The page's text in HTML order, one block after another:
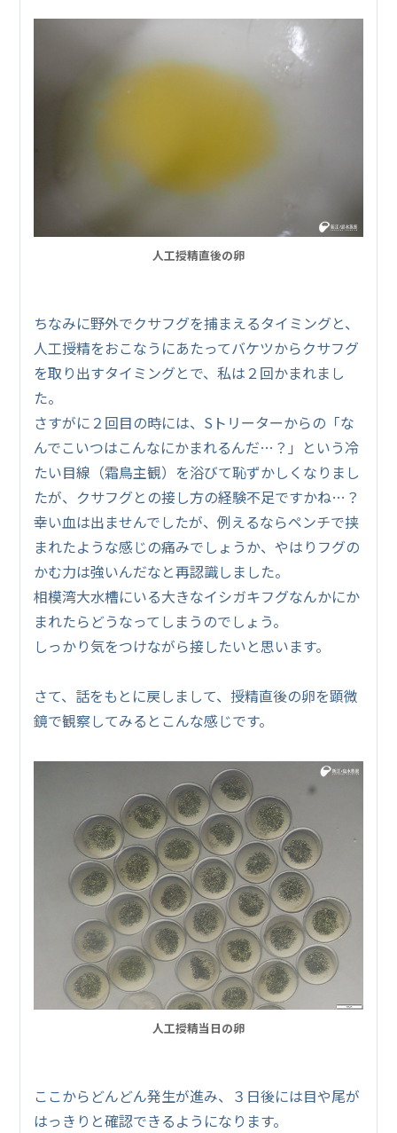
人工授精直後の卵
ちなみに野外でクサフグを捕まえるタイミングと、
人工授精をおこなうにあたってバケツからクサフグ
を取り出すタイミングとで、私は２回かまれまし
た。
さすがに２回目の時には、Sトリーターからの「な
んでこいつはこんなにかまれるんだ…？」という冷
たい目線（霜鳥主観）を浴びて恥ずかしくなりまし
たが、クサフグとの接し方の経験不足ですかね…？
幸い血は出ませんでしたが、例えるならペンチで挟
まれたような感じの痛みでしょうか、やはりフグの
かむ力は強いんだなと再認識しました。
相模湾大水槽にいる大きなイシガキフグなんかにか
まれたらどうなってしまうのでしょう。
しっかり気をつけながら接したいと思います。
さて、話をもとに戻しまして、授精直後の卵を顕微
鏡で観察してみるとこんな感じです。
人工授精当日の卵
ここからどんどん発生が進み、３日後には目や尾が
はっきりと確認できるようになります。